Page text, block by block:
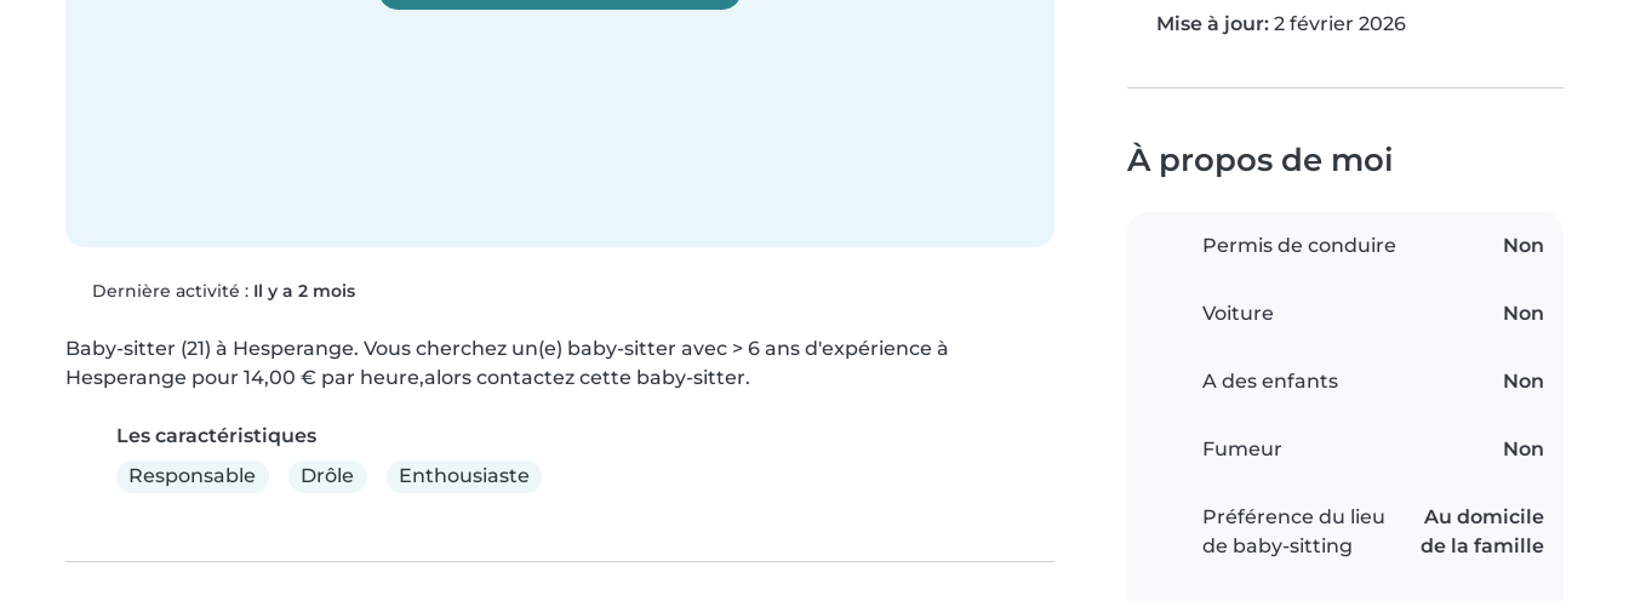
Dernière activité : Il y a 2 mois
Baby-sitter (21) à Hesperange. Vous cherchez un(e) baby-sitter avec > 6 ans d'expérience à
Hesperange pour 14,00 € par heure,alors contactez cette baby-sitter.
Les caractéristiques
Responsable
Drôle Enthousiaste
Mise à jour: 2 février 2026
À propos de moi
Permis de conduire Non
Voiture Non
A des enfants Non
Fumeur Non
Préférence du lieu
de baby-sitting
Au domicile
de la famille